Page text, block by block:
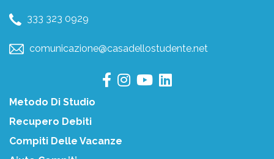
333 323 0929
comunicazione@casadellostudente.net
Metodo Di Studio
Recupero Debiti
Compiti Delle Vacanze